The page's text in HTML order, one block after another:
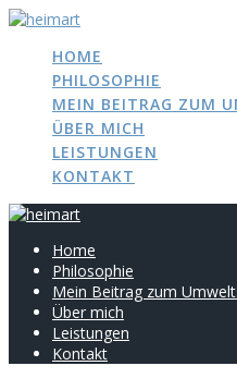
Zum
springenHOME
PHILOSOPHIE
MEIN BEITRAG ZUM
ÜBER MICH
LEISTUNGEN
KONTAKT
Home
Philosophie
Mein Beitrag zum
Über mich
Leistungen
Kontakt